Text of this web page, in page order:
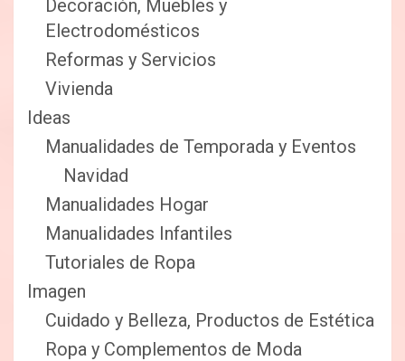
Decoración, Muebles y
Electrodomésticos
Reformas y Servicios
Vivienda
Ideas
Manualidades de Temporada y Eventos
Navidad
Manualidades Hogar
Manualidades Infantiles
Tutoriales de Ropa
Imagen
Cuidado y Belleza, Productos de Estética
Ropa y Complementos de Moda